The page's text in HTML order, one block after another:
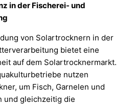
in der Fischerei- und
von Solartrocknern in der
bietet eine
auf dem Solartrocknermarkt.
nutzen
um Fisch, Garnelen und
und gleichzeitig die